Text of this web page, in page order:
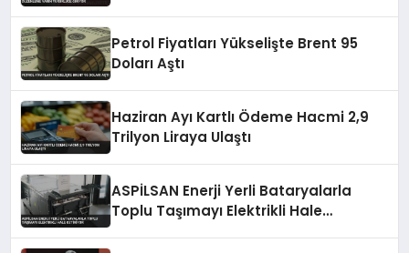
Petrol Fiyatları Yükselişte Brent 95
Doları Aştı
Haziran Ayı Kartlı Ödeme Hacmi 2,9
Trilyon Liraya Ulaştı
ASPİLSAN Enerji Yerli Bataryalarla
Toplu Taşımayı Elektrikli Hale